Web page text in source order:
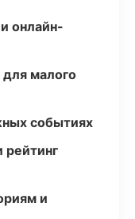
онлайн-
малого
событиях
рейтинг
и